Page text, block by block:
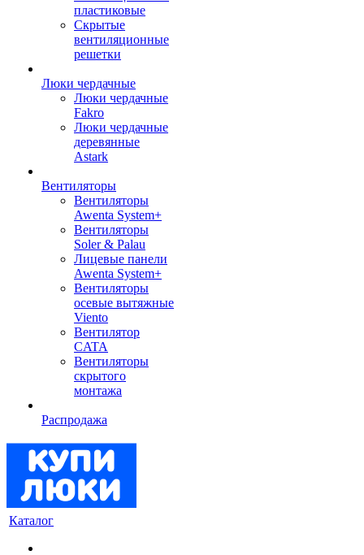
пластиковые
Скрытые
вентиляционные
решетки
Люки чердачные
Люки чердачные
Fakro
Люки чердачные
деревянные
Astark
Вентиляторы
Вентиляторы
Awenta System+
Вентиляторы
Soler & Palau
Лицевые панели
Awenta System+
Вентиляторы
осевые вытяжные
Viento
Вентилятор
CATA
Вентиляторы
скрытого
монтажа
Распродажа
Каталог